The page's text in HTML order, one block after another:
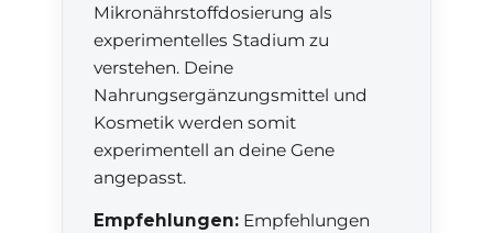
Mikronährstoffdosierung als
experimentelles Stadium zu
verstehen. Deine
Nahrungsergänzungsmittel und
Kosmetik werden somit
experimentell an deine Gene
angepasst.
Empfehlungen: Empfehlungen